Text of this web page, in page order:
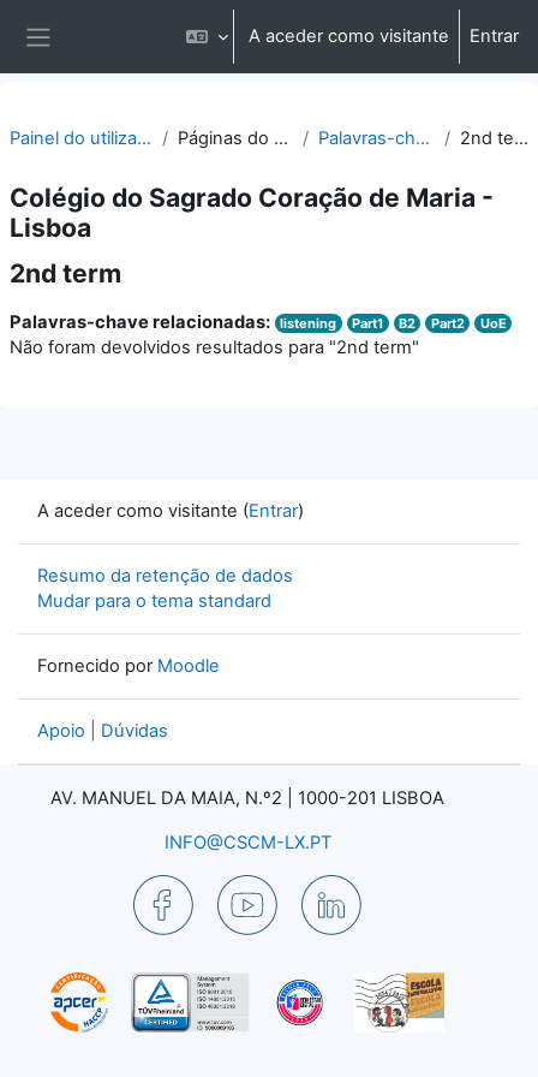
A aceder como visitante Entrar
Painel do utilizador Páginas do site Palavras-chave 2nd term
Colégio do Sagrado Coração de Maria -
Lisboa
2nd term
Palavras-chave relacionadas: listening Part1 B2 Part2 UoE
Não foram devolvidos resultados para "2nd term"
A aceder como visitante (Entrar)
Resumo da retenção de dados
Mudar para o tema standard
Fornecido por Moodle
Apoio | Dúvidas
AV. MANUEL DA MAIA, N.º2 | 1000-201 LISBOA
INFO@CSCM-LX.PT